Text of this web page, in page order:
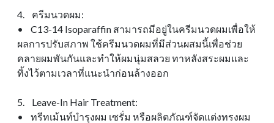
4. ครีมนวดผม:
• C13-14 Isoparaffin สามารถมีอยู่ในครีมนวดผมเพื่อให้
ผลการปรับสภาพ ใช้ครีมนวดผมที่มีส่วนผสมนี้เพื่อช่วย
คลายผมพันกันและทําให้ผมนุ่มสลวย ทาหลังสระผมและ
ทิ้งไว้ตามเวลาที่แนะนําก่อนล้างออก
5. Leave-In Hair Treatment:
• ทรีทเม้นท์บํารุงผม เซรั่ม หรือผลิตภัณฑ์จัดแต่งทรงผม